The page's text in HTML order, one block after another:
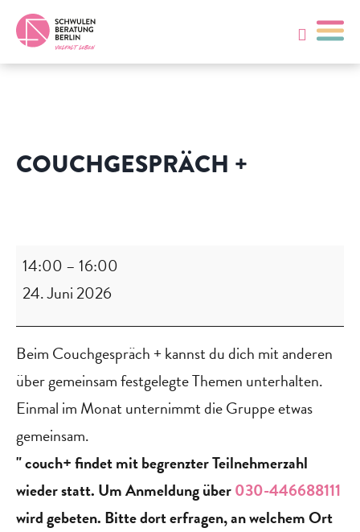
COUCHGESPRÄCH +
14:00 – 16:00
24. Juni 2026
Beim Couchgespräch + kannst du dich mit anderen
über gemeinsam festgelegte Themen unterhalten.
Einmal im Monat unternimmt die Gruppe etwas
gemeinsam.
" couch+ findet mit begrenzter Teilnehmerzahl
wieder statt. Um Anmeldung über030-446688111
wird gebeten. Bitte dort erfragen, an welchem Ort